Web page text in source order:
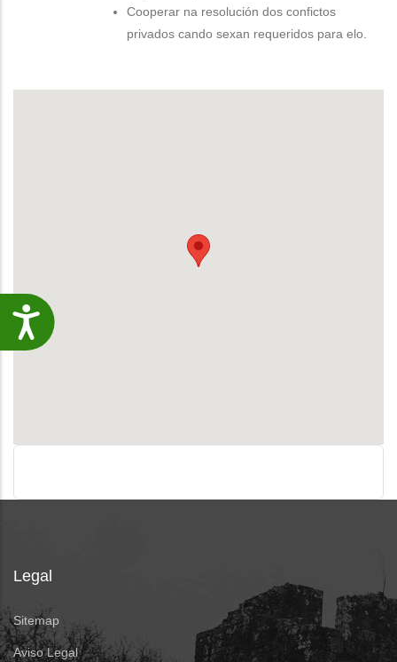
Accesibilidade
Cooperar na resolución dos confictos
privados cando sexan requeridos para elo.
Legal
Sitemap
Aviso Legal